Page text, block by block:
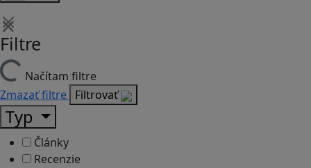
Filtre
Načítam filtre
Zmazať filtre Filtrovať
Typ
Články
Recenzie